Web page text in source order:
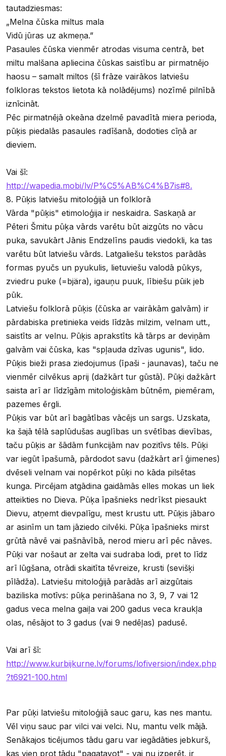
tautadziesmas:
„Melna čūska miltus mala
Vidū jūras uz akmeņa.”
Pasaules čūska vienmēr atrodas visuma centrā, bet
miltu malšana apliecina čūskas saistību ar pirmatnējo
haosu – samalt miltos (šī frāze vairākos latviešu
folkloras tekstos lietota kā nolādējums) nozīmē pilnībā
iznīcināt.
Pēc pirmatnējā okeāna dzelmē pavadītā miera perioda,
pūķis piedalās pasaules radīšanā, dodoties cīņā ar
dieviem.
Vai šī:
http://wapedia.mobi/lv/P%C5%AB%C4%B7is#8.
8. Pūķis latviešu mitoloģijā un folklorā
Vārda "pūķis" etimoloģija ir neskaidra. Saskaņā ar
Pēteri Šmitu pūķa vārds varētu būt aizgūts no vācu
puka, savukārt Jānis Endzelīns paudis viedokli, ka tas
varētu būt latviešu vārds. Latgaliešu tekstos parādās
formas pyučs un pyukulis, lietuviešu valodā pūkys,
zviedru puke (=bjära), igauņu puuk, lībiešu pūik jeb
pūk.
Latviešu folklorā pūķis (čūska ar vairākām galvām) ir
pārdabiska pretinieka veids līdzās milzim, velnam utt.,
saistīts ar velnu. Pūķis aprakstīts kā tārps ar deviņām
galvām vai čūska, kas "spļauda dzīvas ugunis", lido.
Pūķis bieži prasa ziedojumus (īpaši - jaunavas), taču ne
vienmēr cilvēkus aprij (dažkārt tur gūstā). Pūķi dažkārt
saista arī ar līdzīgām mitoloģiskām būtnēm, piemēram,
pazemes ērgli.
Pūķis var būt arī bagātības vācējs un sargs. Uzskata,
ka šajā tēlā saplūdušas auglības un svētības dievības,
taču pūķis ar šādām funkcijām nav pozitīvs tēls. Pūķi
var iegūt īpašumā, pārdodot savu (dažkārt arī ģimenes)
dvēseli velnam vai nopērkot pūķi no kāda pilsētas
kunga. Pircējam atgādina gaidāmās elles mokas un liek
atteikties no Dieva. Pūķa īpašnieks nedrīkst piesaukt
Dievu, atņemt dievpalīgu, mest krustu utt. Pūķis jābaro
ar asinīm un tam jāziedo cilvēki. Pūķa īpašnieks mirst
grūtā nāvē vai pašnāvībā, nerod mieru arī pēc nāves.
Pūķi var nošaut ar zelta vai sudraba lodi, pret to līdz
arī lūgšana, otrādi skaitīta tēvreize, krusti (sevišķi
pīlādža). Latviešu mitoloģijā parādās arī aizgūtais
baziliska motīvs: pūķa perināšana no 3, 9, 7 vai 12
gadus veca melna gaiļa vai 200 gadus veca kraukļa
olas, nēsājot to 3 gadus (vai 9 nedēļas) padusē.
Vai arī šī:
http://www.kurbijkurne.lv/forums/lofiversion/index.php
?t6921-100.html
Par pūķi latviešu mitoloģijā sauc garu, kas nes mantu.
Vēl viņu sauc par vilci vai velci. Nu, mantu velk mājā.
Senākajos ticējumos tādu garu var iegādāties jebkurš,
kas vien prot tādu "pagatavot" - vai nu izperēt, ir